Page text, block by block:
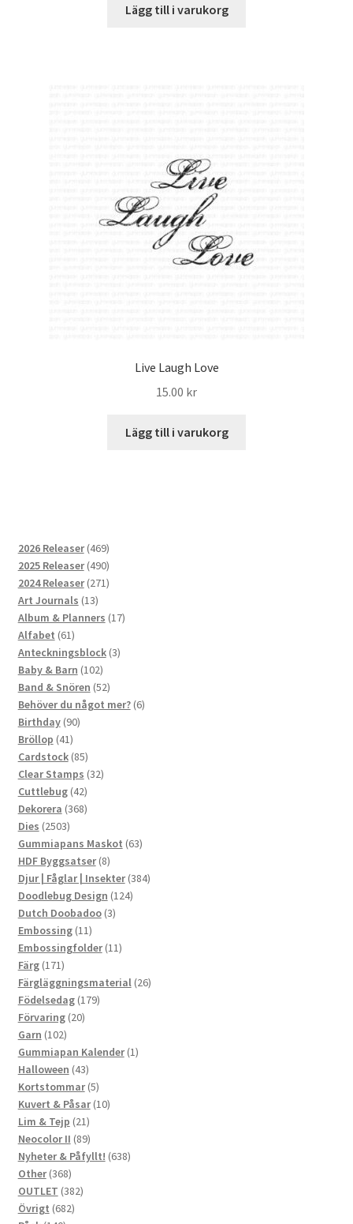
Lägg till i varukorg
Live Laugh Love
15.00 kr
Lägg till i varukorg
2026 Releaser 469469
produkter
2025 Releaser 490490
produkter
2024 Releaser 271271
Art Journals 1313
produkter
Album & Planners 1717
Alfabet 6161
produkter
Anteckningsblock 33
Baby & Barn 102102
produkter
Band & Snören 5252
produkter
Behöver du något mer? 66
Birthday 9090
Bröllop 4141
produkter
Cardstock 8585
produkter
Clear Stamps 3232
Cuttlebug 4242
produkter
Dekorera 368368
Dies 25032503
produkter
Gummiapans Maskot 6363
HDF Byggsatser 88
produkter
Djur | Fåglar | Insekter 384384
Doodlebug Design 124124
Dutch Doobadoo 33
Embossing 1111
produkter
Embossingfolder 1111
Färg 171171
produkter
Färgläggningsmaterial 2626
Födelsedag 179179
Förvaring 2020
Garn 102102
produkter
Gummiapan Kalender 11
Halloween 4343
produkter
Kortstommar 55
produkter
Kuvert & Påsar 1010
Lim & Tejp 2121
produkter
Neocolor II 8989
produkter
Nyheter & Påfyllt! 638638
Other 368368
produkter
OUTLET 382382
Övrigt 682682